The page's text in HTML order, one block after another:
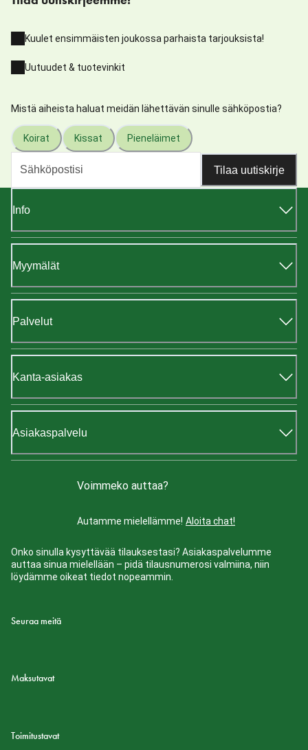
Kuulet ensimmäisten joukossa parhaista tarjouksista!
Uutuudet & tuotevinkit
Mistä aiheista haluat meidän lähettävän sinulle sähköpostia?
Koirat Kissat Pieneläimet
Tilaa uutiskirje
Info
Myymälät
Palvelut
Kanta-asiakas
Asiakaspalvelu
Voimmeko auttaa?
Autamme mielellämme! Aloita chat!
Onko sinulla kysyttävää tilauksestasi? Asiakaspalvelumme
auttaa sinua mielellään – pidä tilausnumerosi valmiina, niin
löydämme oikeat tiedot nopeammin.
Seuraa meitä
Maksutavat
Toimitustavat